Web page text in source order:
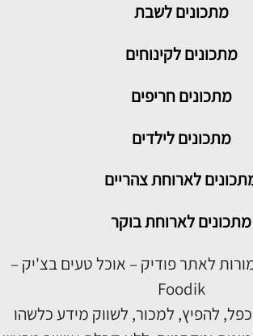
מתכוניםלשבת
מתכונים לקינוחים
מתכונים חריפים
מתכונים לילדים
לארוחת צהריים
מתכונים לארוחת בוקר
לאתר פודיק – אוכל טעים בצ'יק –
Foodik
להפיץ, למכור, לשווק מידע כלשהו